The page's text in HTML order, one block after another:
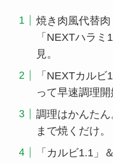
焼き肉風代替
「NEXTハラ
見。
「NEXTカル
って早速調理開
調理はかんたん
まで焼くだけ。
「カルビ1.1」